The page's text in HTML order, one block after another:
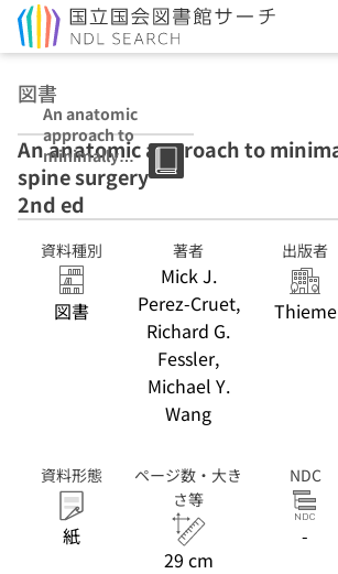
図書
An anatomic
approach to
minimally
invasive spine
surgery 2nd ed
An anatomic approach to
spine surgery
2nd ed
資料種別
図書
著者
Mick J.
Perez-Cruet,
Richard G.
Fessler,
Michael Y.
Wang
出版者
Thieme
資料形態
紙
ページ数・大き
さ等
29 cm
NDC
-